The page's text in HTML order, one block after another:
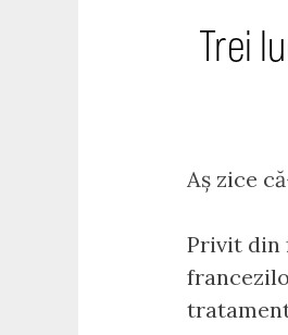
Trei
Aș zice
Privit din